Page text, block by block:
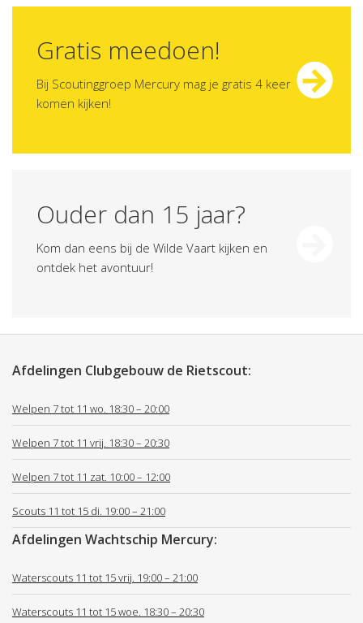
Gratis meedoen!
Bij Scoutinggroep Mercury mag je gratis 4 keer
komen kijken!
Ouder dan 15 jaar?
Kom dan eens bij de Wilde Vaart kijken en
ontdek het avontuur!
Afdelingen Clubgebouw de Rietscout:
Welpen 7 tot 11 wo. 18:30 – 20:00
Welpen 7 tot 11 vrij. 18:30 – 20:30
Welpen 7 tot 11 zat. 10:00 – 12:00
Scouts 11 tot 15 di. 19:00 – 21:00
Afdelingen Wachtschip Mercury:
Waterscouts 11 tot 15 vrij. 19:00 – 21:00
Waterscouts 11 tot 15 woe. 18:30 – 20:30